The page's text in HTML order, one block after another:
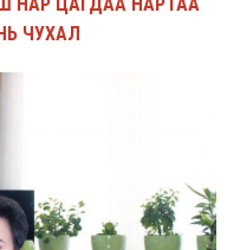
ЧУХАЛ